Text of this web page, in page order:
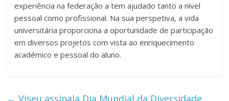
experiência na federação a tem ajudado tanto a nível
pessoal como profissional. Na sua perspetiva, a vida
universitária proporciona a oportunidade de participação
em diversos projetos com vista ao enriquecimento
académico e pessoal do aluno.
← Viseu assinala Dia Mundial da Diversidade